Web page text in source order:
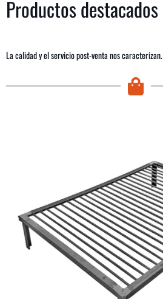
Productos destacados
La calidad y el servicio post-venta nos caracterizan.